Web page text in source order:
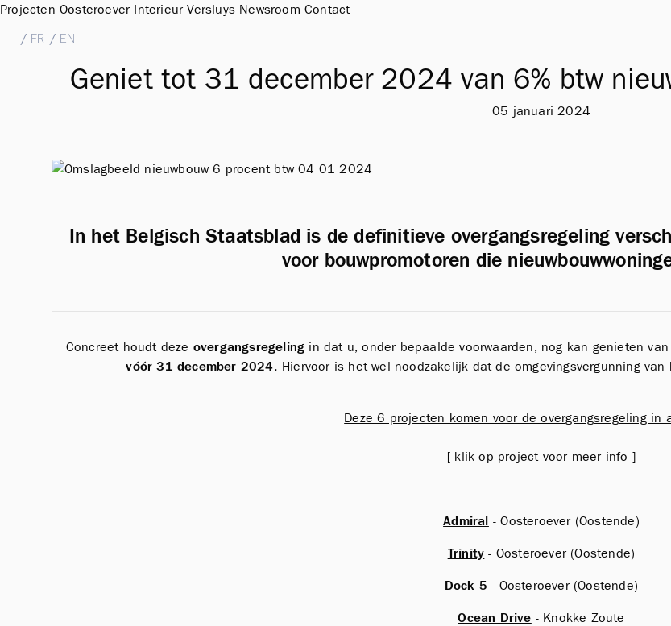
Projecten Oosteroever Interieur Versluys Newsroom Contact
/ FR / EN
Geniet tot 31 december 2024 van 6% btw
05 januari 2024
In het Belgisch Staatsblad is de definitieve overgangsregeling
voor bouwpromotoren die
Concreet houdt deze overgangsregeling in dat u, onder bepaalde voorwaarden, nog kan genieten
vóór 31 december 2024. Hiervoor is het wel noodzakelijk dat de omgevingsvergunning
Deze 6 projecten komen voor de overgangsregeling in
[ klik op project voor meer info ]
Admiral - Oosteroever (Oostende)
Trinity - Oosteroever (Oostende)
Dock 5 - Oosteroever (Oostende)
Ocean Drive - Knokke Zoute